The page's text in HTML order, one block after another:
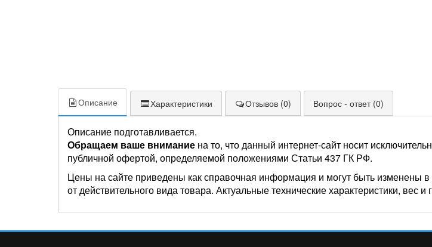
Описание Характеристики Отзывов (0) Вопрос - ответ (0)
Описание подготавливается.
Обращаем ваше внимание на то, что данный интернет-сайт носит
публичной офертой, определяемой положениями Статьи 437 ГК РФ.
Цены на сайте приведены как справочная информация и могут быть изменены
от действительного вида товара. Актуальные технические характеристики, вес